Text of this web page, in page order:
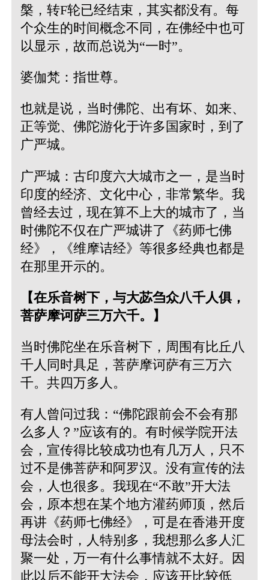
槃，转F轮已经结束，其实都没有。每
个众生的时间概念不同，在佛经中也可
以显示，故而总说为“一时”。
婆伽梵：指世尊。
也就是说，当时佛陀、出有坏、如来、
正等觉、佛陀游化于许多国家时，到了
广严城。
广严城：古印度六大城市之一，是当时
印度的经济、文化中心，非常繁华。我
曾经去过，现在算不上大的城市了，当
时佛陀不仅在广严城讲了《药师七佛
经》，《维摩诘经》等很多经典也都是
在那里开示的。
【在乐音树下，与大苾刍众八千人俱，
菩萨摩诃萨三万六千。】
当时佛陀坐在乐音树下，周围有比丘八
千人同时具足，菩萨摩诃萨有三万六
千。共四万多人。
有人曾问过我：“佛陀跟前会不会有那
么多人？”应该有的。有时候学院开法
会，宣传得比较成功也有几万人，只不
过不是佛菩萨和阿罗汉。没有宣传的法
会，人也很多。我现在“不敢”开大法
会，原本想在某个地方灌药师顶，然后
再讲《药师七佛经》，可是在香港开度
母法会时，人特别多，我想那么多人汇
聚一处，万一有什么事情就不太好。因
此以后不能开大法会，应该开比较低